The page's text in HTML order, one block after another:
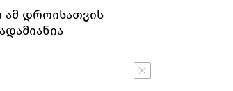
ამ დროისათვის